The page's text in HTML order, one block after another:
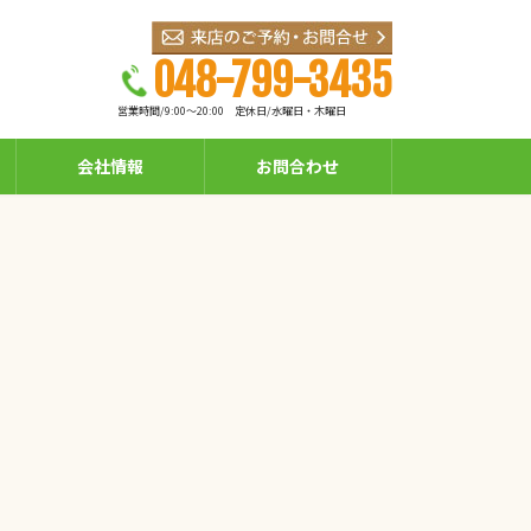
048-799-3435
営業時間/9:00～20:00 定休日/水曜日・木曜日
会社情報 お問合わせ